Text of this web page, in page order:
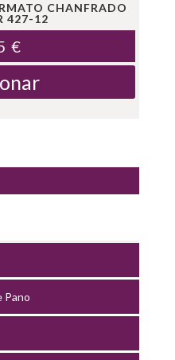
CHANFRADO
427-12
€
Pano